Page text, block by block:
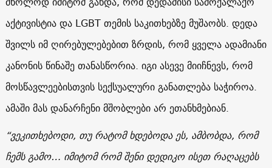
აქტივისტია და LGBT თემის საკითხებზე მუშაობს. დედა
შვილს იმ ღირებულებებით ზრდის, რომ ყველა ადამიანი
კანონის წინაშე თანასწორია. იგი ასევე მიიჩნევს, რომ
მოსწავლეებისთვის სექსუალური განათლება საჭიროა.
ამაში მას დანარჩენი მშობლები არ ეთანხმებიან.
“ვეკითხებოდი, თუ რატომ ხდებოდა ეს, ამბობდა, რომ
ჩემს გამო… იმიტომ რომ შენი დედიკო ისეთ რაღაცებს